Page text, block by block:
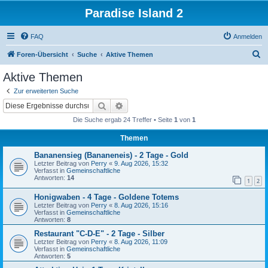
Paradise Island 2
FAQ Anmelden
Foren-Übersicht Suche Aktive Themen
Aktive Themen
Zur erweiterten Suche
Suche
Die Suche ergab 24 Treffer • Seite 1 von 1
Themen
Bananensieg (Bananeneis) - 2 Tage - Gold
Letzter Beitrag von Perry « 9. Aug 2026, 15:32
Verfasst in Gemeinschaftliche
Antworten: 14 1 2
Honigwaben - 4 Tage - Goldene Totems
Letzter Beitrag von Perry « 8. Aug 2026, 15:16
Verfasst in Gemeinschaftliche
Antworten: 8
Restaurant "C-D-E" - 2 Tage - Silber
Letzter Beitrag von Perry « 8. Aug 2026, 11:09
Verfasst in Gemeinschaftliche
Antworten: 5